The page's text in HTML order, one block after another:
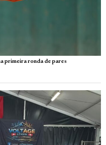
primeira ronda de pares